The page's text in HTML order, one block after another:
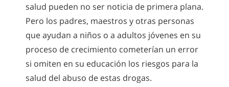
salud pueden no ser noticia de primera plana.
Pero los padres, maestros y otras personas
que ayudan a niños o a adultos jóvenes en su
proceso de crecimiento cometerían un error
si omiten en su educación los riesgos para la
salud del abuso de estas drogas.